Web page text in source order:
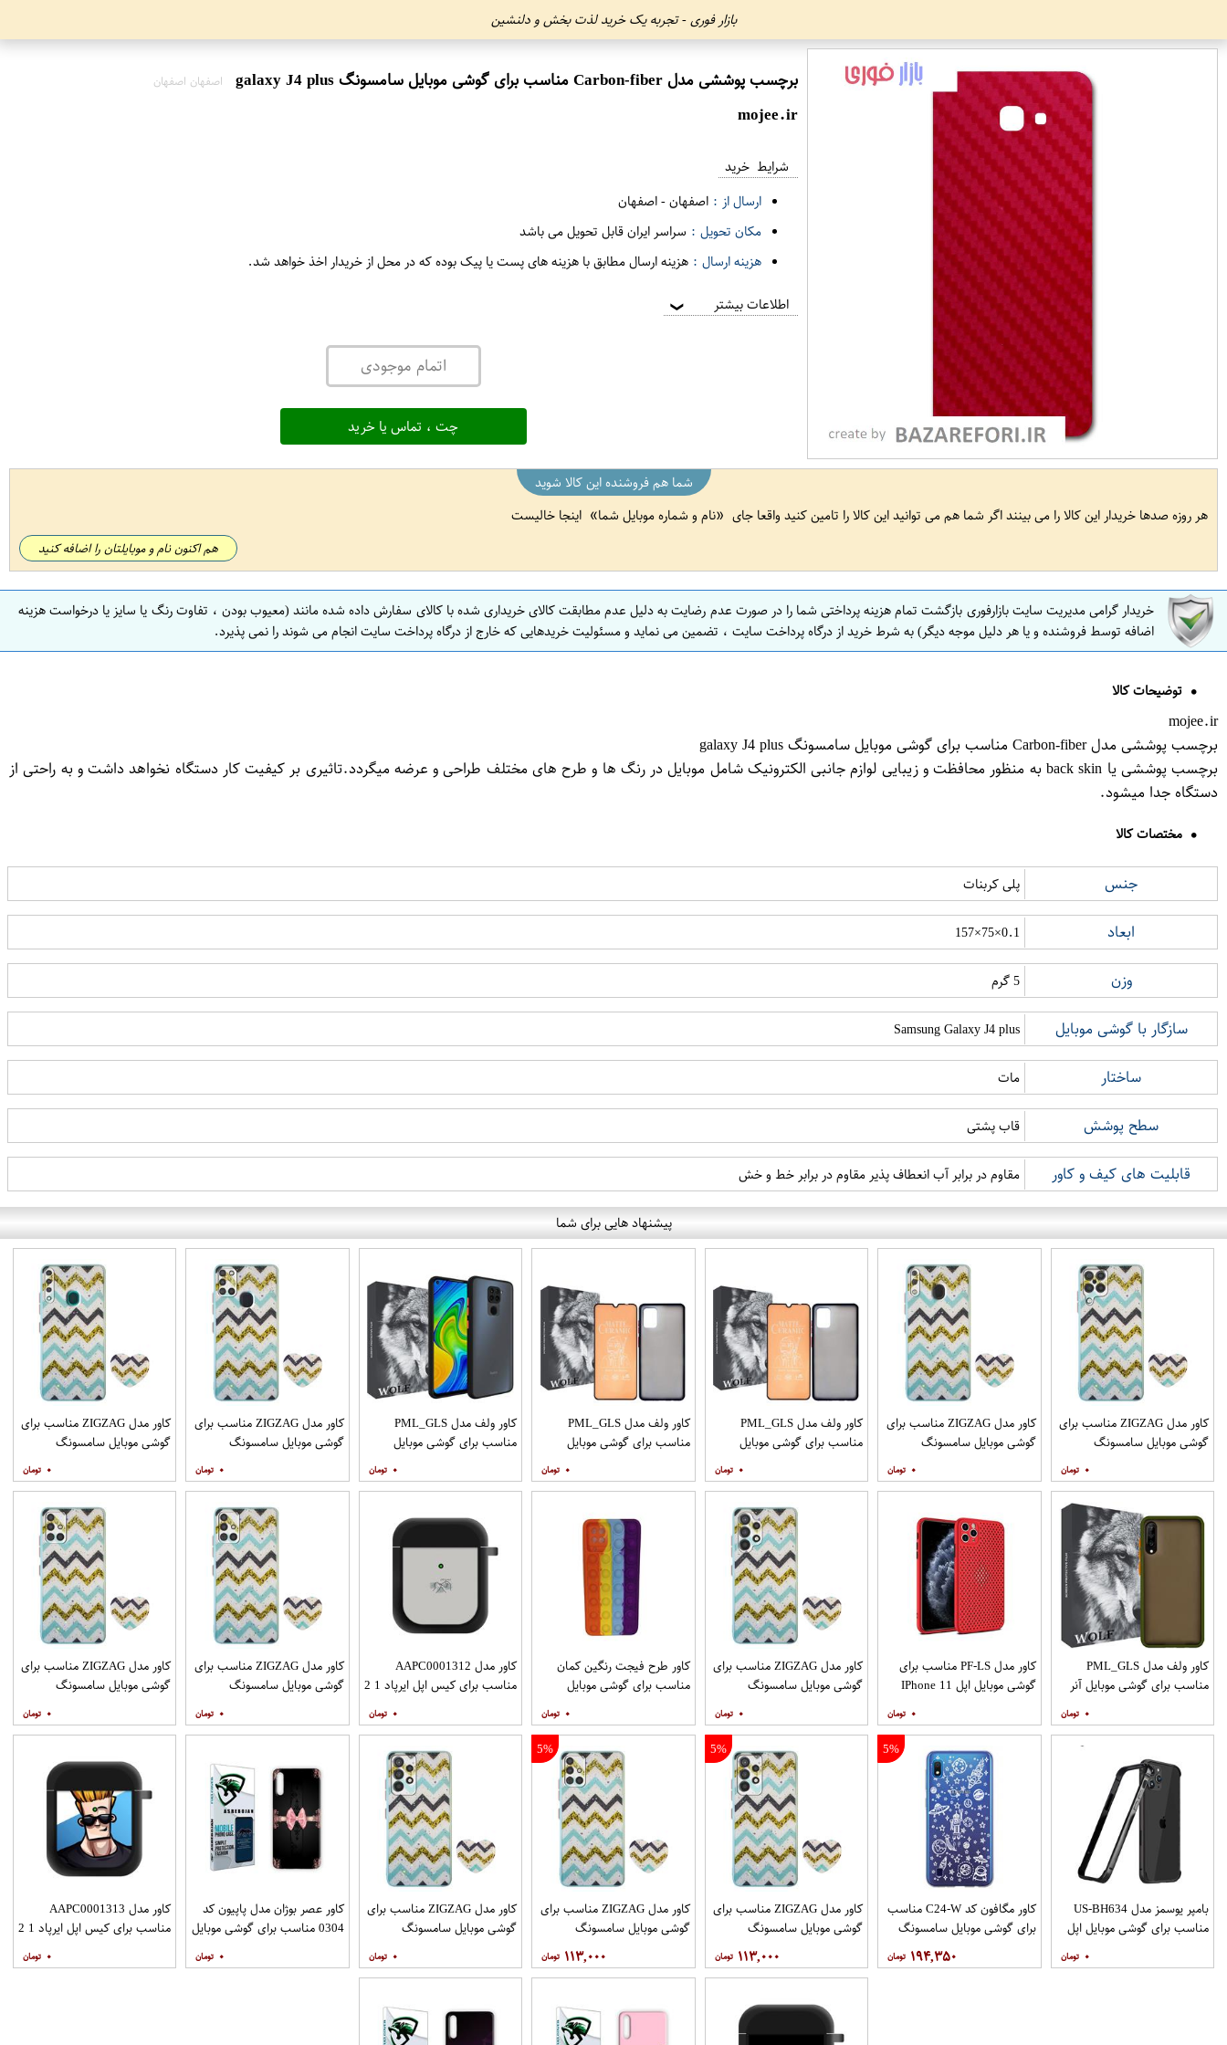
بازار فوری - تجربه یک خرید لذت بخش و دلنشین
برچسب پوششی مدل Carbon-fiber مناسب برای گوشی موبایل سامسونگ galaxy J4 plus اصفهان اصفهان
mojee.ir
شرایط خرید
ارسال از : اصفهان-اصفهان
مکان تحویل : سراسر ایران قابل تحویل می باشد
هزینه ارسال : هزینه ارسال مطابق با هزینه های پست یا پیک بوده که در محل از خریدار اخذ خواهد شد.
اطلاعات بیشتر ❯
اتمام موجودی
چت ، تماس یا خرید
شما هم فروشنده این کالا شوید
هر روزه صدها خریدار این کالا را می بینند اگر شما هم می توانید این کالا را تامین کنید واقعا جای
نام و شماره موبایل شما اینجا خالیست
هم اکنون نام و موبایلتان را اضافه کنید
خریدار گرامی مدیریت سایت بازارفوری بازگشت تمام هزینه پرداختی شما را در صورت عدم رضایت به دلیل عدم مطابقت کالای خریداری شده با کالای سفارش داده شده مانند (معیوب بودن ، تفاوت رنگ یا سایز یا درخواست هزینه
اضافه توسط فروشنده و یا هر دلیل موجه دیگر) به شرط خرید از درگاه پرداخت سایت ، تضمین می نماید و مسئولیت خریدهایی که خارج از درگاه پرداخت سایت انجام می شوند را نمی پذیرد.
توضیحات کالا
mojee.ir
برچسب پوششی مدل Carbon-fiber مناسب برای گوشی موبایل سامسونگ galaxy J4 plus
برچسب پوششی یا back skin به منظور محافظت و زیبایی لوازم جانبی الکترونیک شامل موبایل در رنگ ها و طرح های مختلف طراحی و عرضه میگردد.تاثیری بر کیفیت کار دستگاه نخواهد داشت و به راحتی از
دستگاه جدا میشود.
مختصات کالا
جنس پلی کربنات
ابعاد 0.1×75×157
وزن 5 گرم
سازگار با گوشی موبایل Samsung Galaxy J4 plus
ساختار مات
سطح پوشش قاب پشتی
قابلیت های کیف و کاور مقاوم در برابر آب انعطاف پذیر مقاوم در برابر خط و خش
پیشنهاد هایی برای شما
کاور مدل ZIGZAG مناسب برای
گوشی موبایل سامسونگ
نگهدارنده
۰
کاور مدل ZIGZAG مناسب برای
گوشی موبایل سامسونگ
همراه پایه نگهدارنده
۰
کاور ولف مدل PML_GLS
مناسب برای گوشی موبایل
همراه محافظ صفحه نمایش
۰
کاور ولف مدل PML_GLS
مناسب برای گوشی موبایل
همراه محافظ صفحه نمایش
۰
کاور ولف مدل PML_GLS
مناسب برای گوشی موبایل
۰
کاور مدل ZIGZAG مناسب برای
گوشی موبایل سامسونگ
نگهدارنده
۰
کاور مدل ZIGZAG مناسب برای
گوشی موبایل سامسونگ
نگهدارنده
۰
کاور ولف مدل PML_GLS
مناسب برای گوشی موبایل آنر
۰
کاور مدل PF-LS مناسب برای
گوشی موبایل اپل IPhone 11
۰
کاور مدل ZIGZAG مناسب برای
گوشی موبایل سامسونگ
نگهدارنده
۰
کاور طرح فیجت رنگین کمان
مناسب برای گوشی موبایل
۰
کاور مدل AAPC0001312
مناسب برای کیس اپل ایرپاد 1 2
۰
کاور مدل ZIGZAG مناسب برای
گوشی موبایل سامسونگ
نگهدارنده
۰
کاور مدل ZIGZAG مناسب برای
گوشی موبایل سامسونگ
نگهدارنده
۰
بامپر یوسمز مدل US-BH634
مناسب برای گوشی موبایل اپل
۰
5%
کاور مگافون کد C24-W مناسب
برای گوشی موبایل سامسونگ
۱۹۴,۳۵۰
5%
کاور مدل ZIGZAG مناسب برای
گوشی موبایل سامسونگ
Galaxy A72 به همراه پایه
نگهدارنده
۱۱۳,۰۰۰
5%
کاور مدل ZIGZAG مناسب برای
گوشی موبایل سامسونگ
Galaxy A71 به همراه پایه
نگهدارنده
۱۱۳,۰۰۰
کاور مدل ZIGZAG مناسب برای
گوشی موبایل سامسونگ
پایه نگهدارنده
۰
کاور عصر بوژان مدل پاپیون کد
0304 مناسب برای گوشی موبایل
۰
کاور مدل AAPC0001313
مناسب برای کیس اپل ایرپاد 1 2
۰